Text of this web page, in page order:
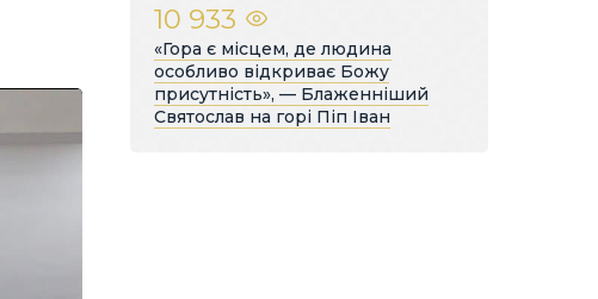
10 933
«Гора є місцем, де людина
особливо відкриває Божу
присутність», — Блаженніший
Святослав на горі Піп Іван